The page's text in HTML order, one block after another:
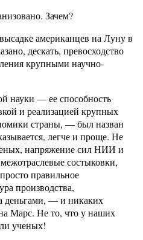
Зачем?
американцев на Луну в
дескать, превосходство
крупными научно-
науки — ее способность
и реализацией крупных
страны, — был назван
легче и проще. Не
напряжение сил НИИ и
состыковки,
правильное
производства,
деньгами, — и никаких
Марс. Не то, что у наших
ученых!